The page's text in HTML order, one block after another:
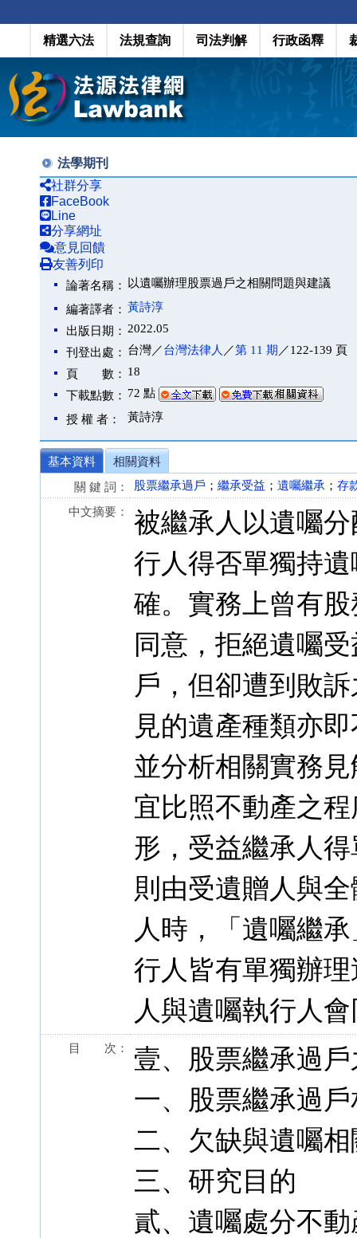
精選六法 法規查詢 司法判解 行政函釋
法學期刊
社群分享
FaceBook
Line
分享網址
意見回饋
友善列印
論著名稱： 以遺囑辦理股票過戶之相關問題與建議
編著譯者： 黃詩淳
出版日期： 2022.05
刊登出處： 台灣／台灣法律人 ／第 11 期 ／122-139 頁
頁 數： 18
下載點數： 72 點
授 權 者： 黃詩淳
基本資料
相關資料
關 鍵 詞：
股票繼承過戶 ； 繼承受益 ； 遺囑繼承 ； 存
中文摘要：
被繼承人以遺囑
行人得否單獨持
確。實務上曾有
同意，拒絕遺囑
戶，但卻遭到敗
見的遺產種類亦
並分析相關實務
宜比照不動產之
形，受益繼承人
則由受遺贈人與
人時，「遺囑繼
行人皆有單獨辦
人與遺囑執行人
目 次：
壹、股票繼承過
一、股票繼承過
二、欠缺與遺囑
三、研究目的
貳、遺囑處分不